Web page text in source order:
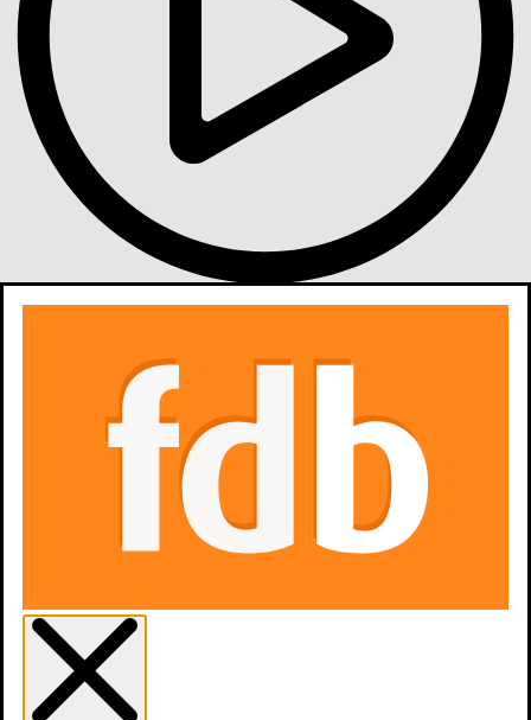
Aktualnie tytuł nie jest dostępny na
streamingowych
3 nagrody i 1 udział w konkursie
zobacz więcej